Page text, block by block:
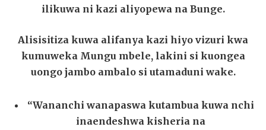
ilikuwa ni kazi aliyopewa na Bunge.
Alisisitiza kuwa alifanya kazi hiyo vizuri kwa
kumuweka Mungu mbele, lakini si kuongea
uongo jambo ambalo si utamaduni wake.
“Wananchi wanapaswa kutambua kuwa nchi
inaendeshwa kisheria na